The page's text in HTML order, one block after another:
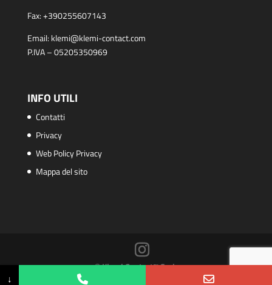
Fax:+390255607143
Email: klemi@klemi-contact.com
P.IVA – 05205350969
INFO UTILI
Contatti
Privacy
Web Policy Privacy
Mappa del sito
© Klemi Contact™ S.r.l.
↓